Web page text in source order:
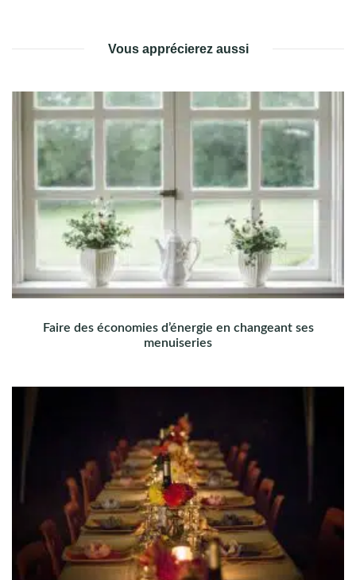
Vous apprécierez aussi
Faire des économies d’énergie en changeant ses
menuiseries